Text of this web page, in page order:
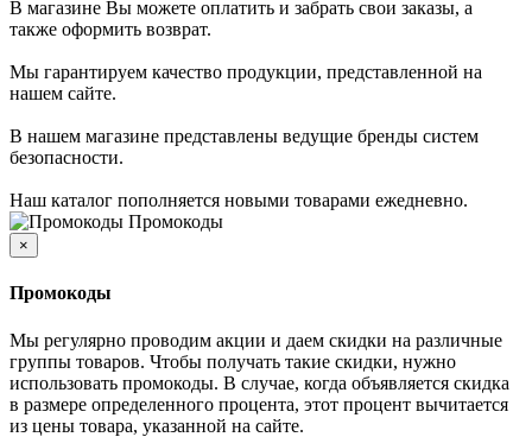
В магазине Вы можете оплатить и забрать свои заказы, а
также оформить возврат.
Мы гарантируем качество продукции, представленной на
нашем сайте.
В нашем магазине представлены ведущие бренды систем
безопасности.
Наш каталог пополняется новыми товарами ежедневно.
Промокоды
×
Промокоды
Мы регулярно проводим акции и даем скидки на различные
группы товаров. Чтобы получать такие скидки, нужно
использовать промокоды. В случае, когда объявляется скидка
в размере определенного процента, этот процент вычитается
из цены товара, указанной на сайте.